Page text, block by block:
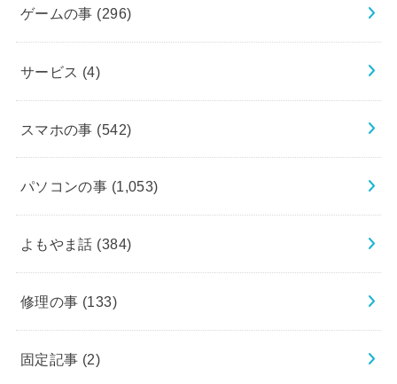
ゲームの事 (296)
サービス (4)
スマホの事 (542)
パソコンの事 (1,053)
よもやま話 (384)
修理の事 (133)
固定記事 (2)